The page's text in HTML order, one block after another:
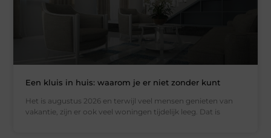
Een kluis in huis: waarom je er niet zonder kunt
Het is augustus 2026 en terwijl veel mensen genieten van
vakantie, zijn er ook veel woningen tijdelijk leeg. Dat is